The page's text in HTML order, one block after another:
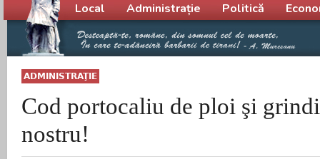
ADMINISTRAŢIE
Cod portocaliu de ploi şi
nostru!
Local Administrație Politică